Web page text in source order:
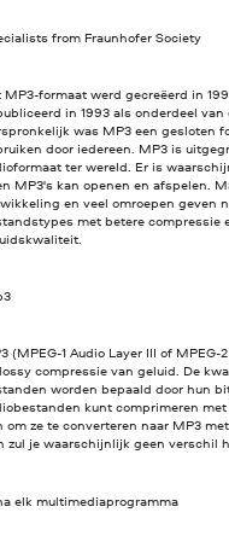
from Fraunhofer Society
MP3-formaat werd gecreëerd in
in 1993 als onderdeel van
was MP3 een gesloten
door iedereen. MP3 is
ter wereld. Er is
MP3's kan openen en afspelen.
en veel omroepen geven
met betere compressie
(MPEG-1 Audio Layer III of
compressie van geluid. De
worden bepaald door hun
kunt comprimeren
om ze te converteren naar MP3
zul je waarschijnlijk geen verschil
elk multimediaprogramma